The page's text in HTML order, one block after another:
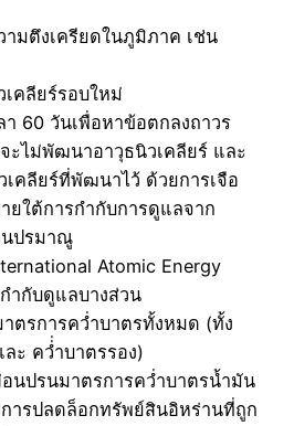
ามตึงเครียดในภูมิภาค เช่น
เคลียร์รอบใหม่
า 60 วันเพื่อหาข้อตกลงถาวร
ะไม่พัฒนาอาวุธนิวเคลียร์ และ
เคลียร์ที่พัฒนาไว้ ด้วยการเจือ
ยใต้การกำกับการดูแลจาก
นปรมาณู
Atomic Energy
ำกับดูแลบางส่วน
ตรการคว่ำบาตรทั้งหมด (ทั้ง
ะ คว่่ำบาตรรอง)
นปรนมาตรการคว่ำบาตรน้ำมัน
การปลดล็อกทรัพย์สินอิหร่านที่ถูก